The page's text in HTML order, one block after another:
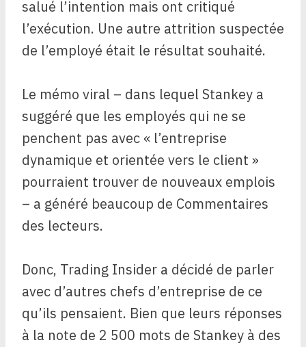
salué l’intention mais ont critiqué
l’exécution. Une autre attrition suspectée
de l’employé était le résultat souhaité.
Le mémo viral – dans lequel Stankey a
suggéré que les employés qui ne se
penchent pas avec « l’entreprise
dynamique et orientée vers le client »
pourraient trouver de nouveaux emplois
– a généré beaucoup de Commentaires
des lecteurs.
Donc, Trading Insider a décidé de parler
avec d’autres chefs d’entreprise de ce
qu’ils pensaient. Bien que leurs réponses
à la note de 2 500 mots de Stankey à des